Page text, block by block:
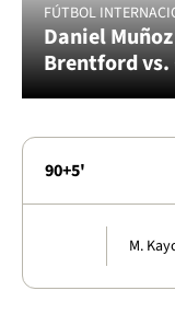
FÚTBOL
Daniel
Brentford vs.
90+5'
M.